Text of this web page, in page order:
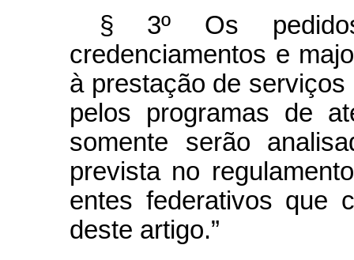
§ 3º Os
credenciamentos e
à prestação de
pelos programas de
somente serão
prevista no
entes federativos que
deste artigo.”